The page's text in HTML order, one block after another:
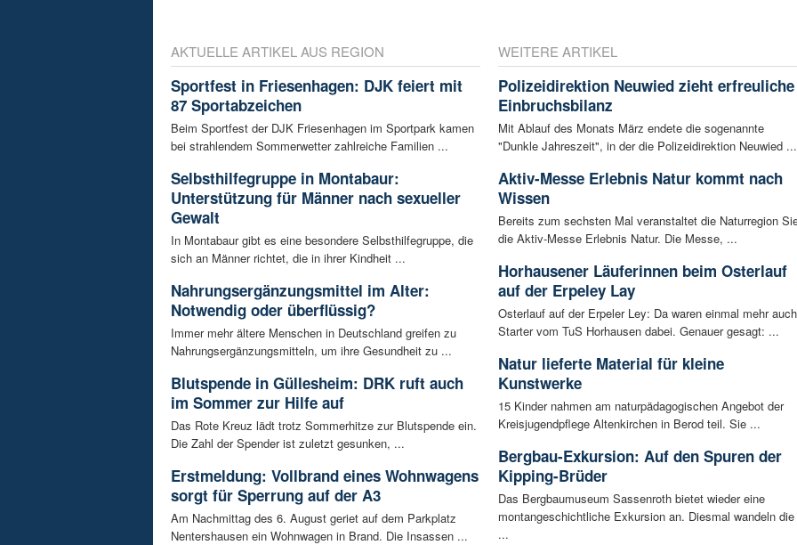
AKTUELLE ARTIKEL AUS REGION
Sportfest in Friesenhagen: DJK feiert mit
87 Sportabzeichen
Beim Sportfest der DJK Friesenhagen im Sportpark kamen
bei strahlendem Sommerwetter zahlreiche Familien ...
Selbsthilfegruppe in Montabaur:
Unterstützung für Männer nach sexueller
Gewalt
In Montabaur gibt es eine besondere Selbsthilfegruppe, die
sich an Männer richtet, die in ihrer Kindheit ...
Nahrungsergänzungsmittel im Alter:
Notwendig oder überflüssig?
Immer mehr ältere Menschen in Deutschland greifen zu
Nahrungsergänzungsmitteln, um ihre Gesundheit zu ...
Blutspende in Güllesheim: DRK ruft auch
im Sommer zur Hilfe auf
Das Rote Kreuz lädt trotz Sommerhitze zur Blutspende ein.
Die Zahl der Spender ist zuletzt gesunken, ...
Erstmeldung: Vollbrand eines Wohnwagens
sorgt für Sperrung auf der A3
Am Nachmittag des 6. August geriet auf dem Parkplatz
Nentershausen ein Wohnwagen in Brand. Die Insassen ...
WEITERE ARTIKEL
Polizeidirektion Neuwied zieht erfreuliche
Einbruchsbilanz
Mit Ablauf des Monats März endete die sogenannte
"Dunkle Jahreszeit", in der die Polizeidirektion Neuwied ...
Aktiv-Messe Erlebnis Natur kommt nach
Wissen
Bereits zum sechsten Mal veranstaltet die Naturregion
die Aktiv-Messe Erlebnis Natur. Die Messe, ...
Horhausener Läuferinnen beim Osterlauf
auf der Erpeley Lay
Osterlauf auf der Erpeler Ley: Da waren einmal mehr auch
Starter vom TuS Horhausen dabei. Genauer gesagt: ...
Natur lieferte Material für kleine
Kunstwerke
15 Kinder nahmen am naturpädagogischen Angebot der
Kreisjugendpflege Altenkirchen in Berod teil. Sie ...
Bergbau-Exkursion: Auf den Spuren der
Kipping-Brüder
Das Bergbaumuseum Sassenroth bietet wieder eine
montangeschichtliche Exkursion an. Diesmal wandeln die
...